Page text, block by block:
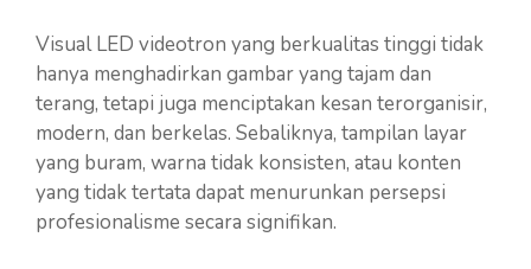
Visual LED videotron yang berkualitas tinggi tidak
hanya menghadirkan gambar yang tajam dan
terang, tetapi juga menciptakan kesan terorganisir,
modern, dan berkelas. Sebaliknya, tampilan layar
yang buram, warna tidak konsisten, atau konten
yang tidak tertata dapat menurunkan persepsi
profesionalisme secara signifikan.